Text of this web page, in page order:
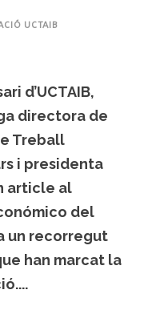
UCTAIB
d’UCTAIB,
directora de
Treball
i presidenta
article al
del
un recorregut
han marcat la